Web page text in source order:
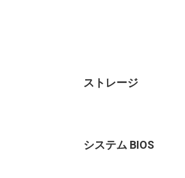
ストレージ
システム BIOS